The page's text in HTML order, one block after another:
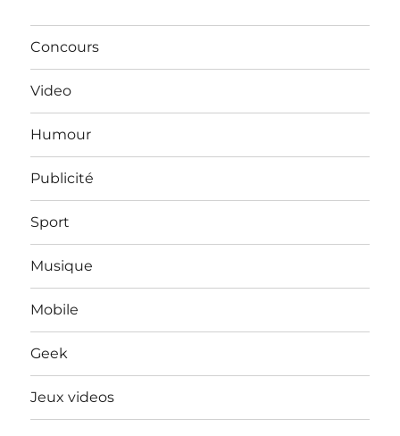
Concours
Video
Humour
Publicité
Sport
Musique
Mobile
Geek
Jeux videos